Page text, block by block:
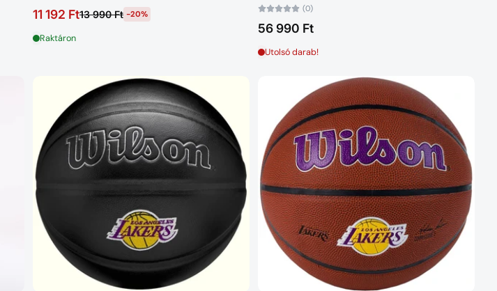
11 192 Ft13 990 Ft -20%
Raktáron
(0)
56 990 Ft
Utolsó darab!